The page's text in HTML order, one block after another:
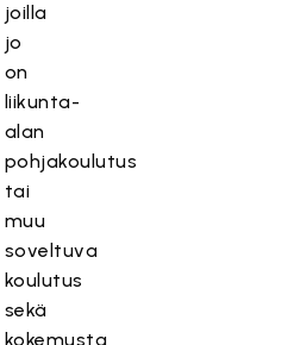
joilla
jo
on
liikunta-
alan
pohjakoulutus
tai
muu
soveltuva
koulutus
sekä
kokemusta